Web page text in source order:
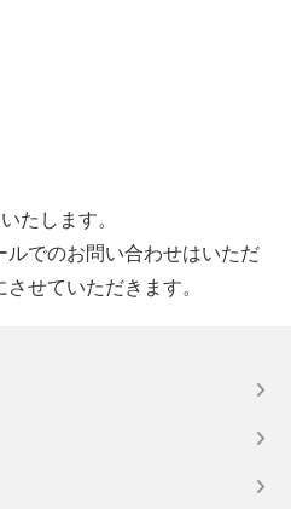
たします。
でのお問い合わせはいただ
せていただきます。